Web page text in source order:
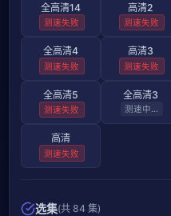
全高清14
测速失败
高清2
测速失败
全高清4
测速失败
高清3
测速失败
全高清5
测速失败
全高清3
测速失败
高清
测速失败
选集(共 84 集)